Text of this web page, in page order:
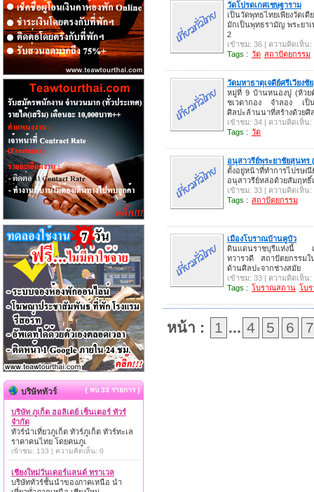
วัดโปรดเกศเชษฐาราม
เป็นวัดพุทธไทยเพียงวัดเ
มักเป็นพุทธรามัญ พระยา
2
เข้าชม: 36 | ความคิดเห็น:
Tags : วัด สถาปัตยกรรม
วัดมหาธาตุเจดีย์ศรีเวียงชัย
หมู่ที่ 9 บ้านหนองปู (ห้วย
ชเวดากอง จำลอง เป็น
ศิลปะล้านนาที่สร้างด้วยศิ
เข้าชม: 34 | ความคิดเห็น:
Tags : วัด
อนุสาวรีย์พระยาชัยสุนทร
ตั้งอยู่หน้าที่ทำการไปร
อนุสาวรีย์หล่อด้วยสัมฤทธิ์
เข้าชม: 33 | ความคิดเห็น:
Tags : สถาปัตยกรรม
เมืองโบราณบ้านคูบัว
ดินแดนราชบุรีแห่งนี้ เค
ทวารวดี สถาปัตยกรรมใ
ด้านศิลปะจากช่างสมัย
เข้าชม: 33 | ความคิดเห็น:
Tags : โบราณสถาน โบ
หน้า : 1 ... 4 5 6 7
บริษัททัวร์ { พบ 33 รายการ }
บริษัท ภูเก็ต ฮอลิเดย์ เซ็นเตอร์ ทัวร์
จำกัด
ทัวร์นำเที่ยวภูเก็ต ทัวร์ภูเก็ต ทัวร์ทะเล
ราคาคนไทย โดยคนภูเ
เข้าชม: 133 | ความคิดเห็น: 0
เชียงใหม่วันเดอร์แลนด์ ทราเวล
บริษัททัวร์ชั้นนำของภาคเหนือ นำ